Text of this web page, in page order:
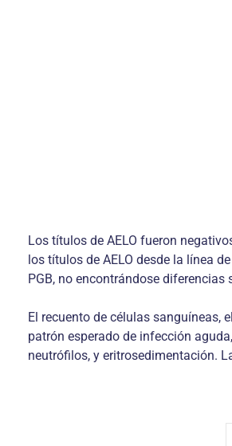
Los títulos de AELO fueron
los títulos de AELO desde la línea
PGB, no encontrándose
El recuento de células sanguíneas,
patrón esperado de infección
neutrófilos, y eritrosedimentación.